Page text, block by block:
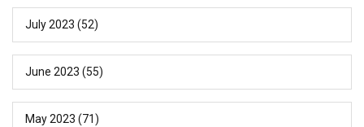
July 2023 (52)
June 2023 (55)
May 2023 (71)